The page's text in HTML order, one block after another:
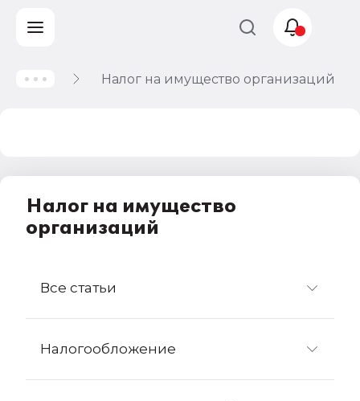
Налог на имущество организаций
Налог на имущество
организаций
Все статьи
Налогообложение
Учет и